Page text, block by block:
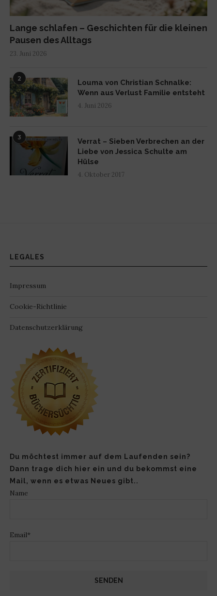
Lange schlafen – Geschichten für die kleinen
Pausen des Alltags
23. Juni 2026
2
Louma von Christian Schnalke:
Wenn aus Verlust Familie entsteht
4. Juni 2026
3
Verrat – Sieben Verbrechen an der
Liebe von Jessica Schulte am
Hülse
4. Oktober 2017
LEGALES
Impressum
Cookie-Richtlinie
Datenschutzerklärung
Du möchtest immer auf dem Laufenden sein?
Dann trage dich hier ein und du bekommst eine
Mail, wenn es etwas Neues gibt..
Name
Email*